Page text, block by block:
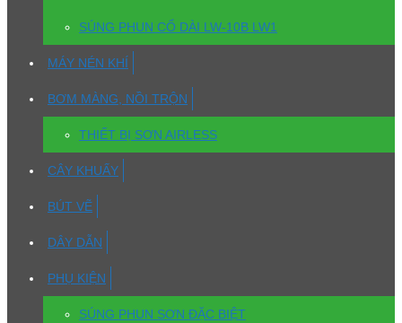
SÚNG PHUN CỔ DÀI LW-10B LW1
MÁY NÉN KHÍ
BƠM MÀNG, NỒI TRỘN
THIẾT BỊ SƠN AIRLESS
CÂY KHUẤY
BÚT VẼ
DÂY DẪN
PHỤ KIỆN
SÚNG PHUN SƠN ĐẶC BIỆT